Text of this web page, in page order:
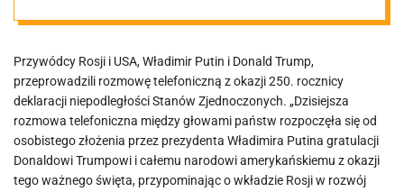
zdobycie
kolejnego
miasta
Donbasu
Przywódcy Rosji i USA, Władimir Putin i Donald Trump,
przeprowadzili rozmowę telefoniczną z okazji 250. rocznicy
deklaracji niepodległości Stanów Zjednoczonych. „Dzisiejsza
rozmowa telefoniczna między głowami państw rozpoczęła się od
osobistego złożenia przez prezydenta Władimira Putina gratulacji
Donaldowi Trumpowi i całemu narodowi amerykańskiemu z okazji
tego ważnego święta, przypominając o wkładzie Rosji w rozwój